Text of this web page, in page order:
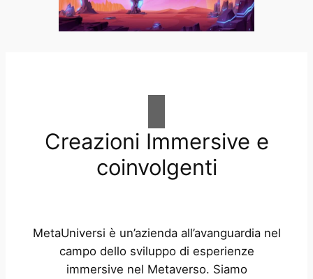
Creazioni Immersive e
coinvolgenti
MetaUniversi è un’azienda all’avanguardia nel
campo dello sviluppo di esperienze
immersive nel Metaverso. Siamo